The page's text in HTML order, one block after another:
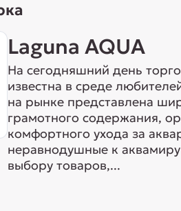
Laguna AQUA
На сегодняшний день
известна в среде
на рынке представлена
грамотного содержания,
комфортного ухода за
неравнодушные к
выбору товаров,...